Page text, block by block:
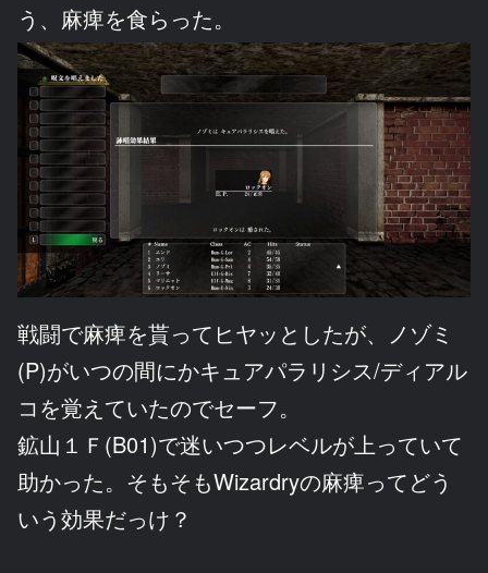
う、麻痺を食らった。
戦闘で麻痺を貰ってヒヤッとしたが、ノゾミ
(P)がいつの間にかキュアパラリシス/ディアル
コを覚えていたのでセーフ。
鉱山１Ｆ(B01)で迷いつつレベルが上っていて
助かった。そもそもWizardryの麻痺ってどう
いう効果だっけ？